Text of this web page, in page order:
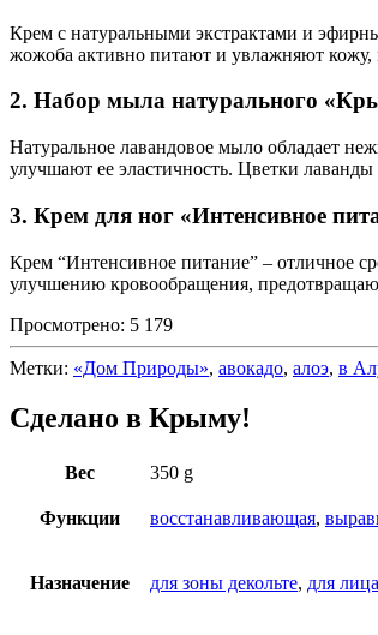
Крем с натуральными экстрактами и
жожоба активно питают и увлажняют кожу,
2. Набор мыла натурального
Натуральное лавандовое мыло обладает
улучшают ее эластичность. Цветки
3. Крем для ног «Интенсивное
Крем “Интенсивное питание” – отличное
улучшению кровообращения,
Просмотрено: 5 179
Метки: «Дом Природы», авокадо, алоэ, в
Сделано в Крыму!
Вес 350 g
Функции восстанавливающая,
Назначение для зоны декольте, для лица